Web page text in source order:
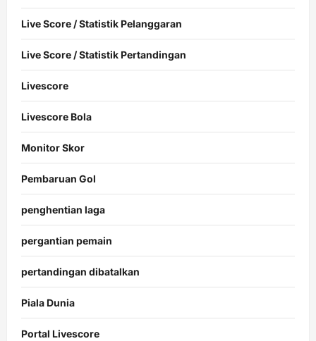
Live Score / Statistik Pelanggaran
Live Score / Statistik Pertandingan
Livescore
Livescore Bola
Monitor Skor
Pembaruan Gol
penghentian laga
pergantian pemain
pertandingan dibatalkan
Piala Dunia
Portal Livescore